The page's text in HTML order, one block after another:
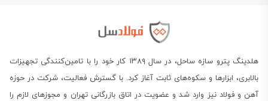
هلدینگ پترو سازه ساحل، در سال ۱۳۸۹ کار خود را با تامین‌کنندگی تجهیزات
بالابری، ابزارها و سکوه‌های ثابت آغاز کرد. با گسترش فعالیت، شرکت در حوزه
آهن و فولاد نیز وارد شد و عضویت در اتاق بازرگانی تهران و مجوزهای لازم را